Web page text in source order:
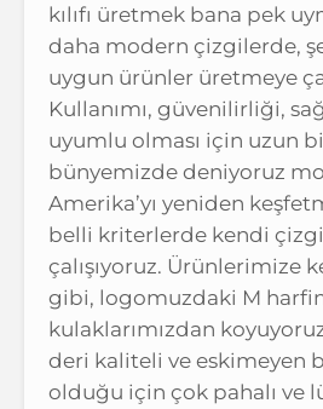
kılıfı üretmek bana pek
daha modern çizgilerde,
uygun ürünler üretmeye
Kullanımı, güvenilirliği,
uyumlu olması için uzun
bünyemizde deniyoruz
Amerika’yı yeniden
belli kriterlerde kendi
çalışıyoruz. Ürünlerimize
gibi, logomuzdaki M
kulaklarımızdan
deri kaliteli ve eskimeyen
olduğu için çok pahalı ve